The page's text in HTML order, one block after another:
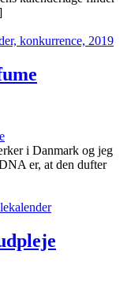
i Danmark og jeg
er, at den dufter